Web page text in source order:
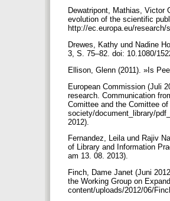
Dewatripont, Mathias, Victor
evolution of the scientific
http://ec.europa.eu/
Drewes, Kathy und Nadine
3, S. 75–82. doi: 10.1080/
Ellison, Glenn (2011). »Is
European Commission (Juli
research. Communication
Comittee and the Comittee
society/document_library/
2012).
Fernandez, Leila und Rajiv
of Library and Information
am 13. 08. 2013).
Finch, Dame Janet (Juni
the Working Group on
content/uploads/2012/06/